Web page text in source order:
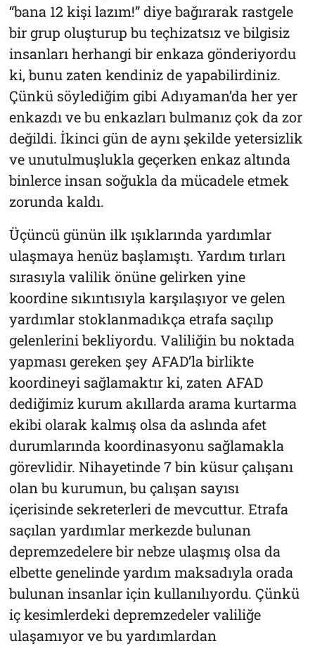
“bana 12 kişi lazım!” diye bağırarak rastgele
bir grup oluşturup bu teçhizatsız ve bilgisiz
insanları herhangi bir enkaza gönderiyordu
ki, bunu zaten kendiniz de yapabilirdiniz.
Çünkü söylediğim gibi Adıyaman’da her yer
enkazdı ve bu enkazları bulmanız çok da zor
değildi. İkinci gün de aynı şekilde yetersizlik
ve unutulmuşlukla geçerken enkaz altında
binlerce insan soğukla da mücadele etmek
zorunda kaldı.
Üçüncü günün ilk ışıklarında yardımlar
ulaşmaya henüz başlamıştı. Yardım tırları
sırasıyla valilik önüne gelirken yine
koordine sıkıntısıyla karşılaşıyor ve gelen
yardımlar stoklanmadıkça etrafa saçılıp
gelenlerini bekliyordu. Valiliğin bu noktada
yapması gereken şey AFAD’la birlikte
koordineyi sağlamaktır ki, zaten AFAD
dediğimiz kurum akıllarda arama kurtarma
ekibi olarak kalmış olsa da aslında afet
durumlarında koordinasyonu sağlamakla
görevlidir. Nihayetinde 7 bin küsur çalışanı
olan bu kurumun, bu çalışan sayısı
içerisinde sekreterleri de mevcuttur. Etrafa
saçılan yardımlar merkezde bulunan
depremzedelere bir nebze ulaşmış olsa da
elbette genelinde yardım maksadıyla orada
bulunan insanlar için kullanılıyordu. Çünkü
iç kesimlerdeki depremzedeler valiliğe
ulaşamıyor ve bu yardımlardan